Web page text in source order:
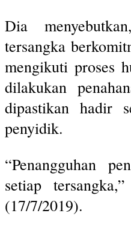
Dia
tersangka
mengikuti proses
dilakukan
dipastikan hadir
penyidik.
“Penangguhan
setiap
(17/7/2019).